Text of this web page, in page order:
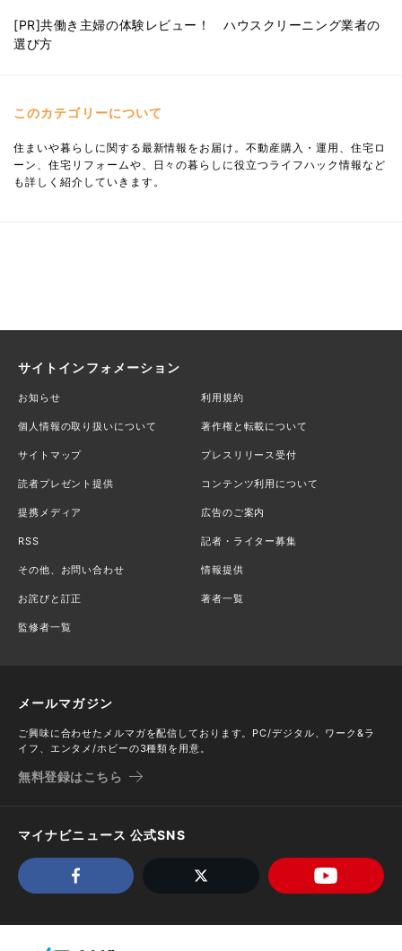
[PR]共働き主婦の体験レビュー！ ハウスクリーニング業者の
選び方
このカテゴリーについて
住まいや暮らしに関する最新情報をお届け。不動産購入・運用、住宅ロ
ーン、住宅リフォームや、日々の暮らしに役立つライフハック情報など
も詳しく紹介していきます。
サイトインフォメーション
お知らせ 利用規約
個人情報の取り扱いについて 著作権と転載について
サイトマップ プレスリリース受付
読者プレゼント提供 コンテンツ利用について
提携メディア 広告のご案内
RSS 記者・ライター募集
その他、お問い合わせ 情報提供
お詫びと訂正 著者一覧
監修者一覧
メールマガジン
ご興味に合わせたメルマガを配信しております。PC/デジタル、ワーク&ラ
イフ、エンタメ/ホビーの3種類を用意。
無料登録はこちら
マイナビニュース 公式SNS